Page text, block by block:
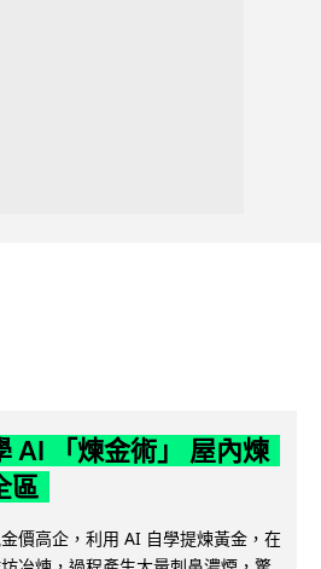
AI 「煉金術」 屋內煉
區
價高企，利用 AI 自學提煉黃金，在